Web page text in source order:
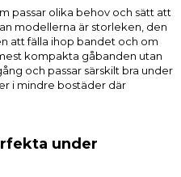
passar olika behov och sätt att
modellerna är storleken, den
att fälla ihop bandet och om
kompakta gåbanden utan
och passar särskilt bra under
i mindre bostäder där
under